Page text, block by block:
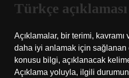
Türkçe
Açıklamalar, bir terimi,
daha iyi anlamak için sağlanan
konusu bilgi, açıklanacak
Açıklama yoluyla, ilgili durumun